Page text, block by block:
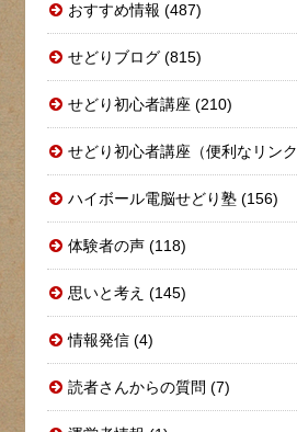
おすすめ情報 (487)
せどりブログ (815)
せどり初心者講座 (210)
せどり初心者講座（便利なリン
ハイボール電脳せどり塾 (156)
体験者の声 (118)
思いと考え (145)
情報発信 (4)
読者さんからの質問 (7)